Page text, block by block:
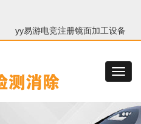
yy易游电竞注册镜面加工设备